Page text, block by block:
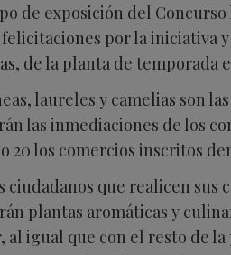
de exposición del
por la iniciativa
de la planta de temporada
laureles y camelias son
las inmediaciones de los
20 los comercios inscritos
que realicen
plantas aromáticas y
igual que con el resto de